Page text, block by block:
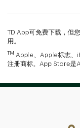
TD App可免费下载，但
用。
TM Apple、Apple标志、
注册商标。App Store是